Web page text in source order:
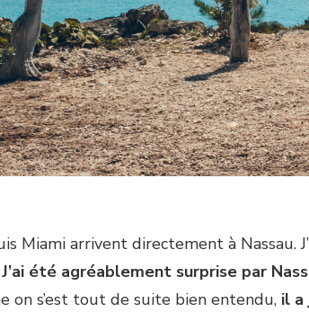
Miami arrivent directement à Nassau.
J’ai été agréablement surprise par
on s’est tout de suite bien entendu, il a